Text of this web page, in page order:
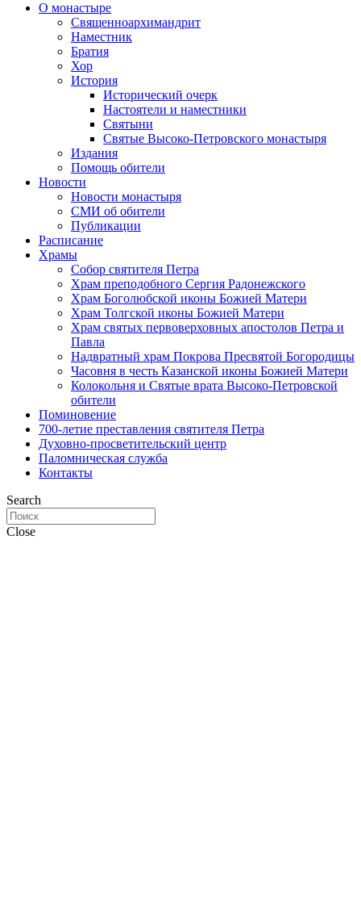
О монастыре
Священноархимандрит
Наместник
Братия
Хор
История
Исторический очерк
Настоятели и наместники
Святыни
Святые Высоко-Петровского монастыря
Издания
Помощь обители
Новости
Новости монастыря
СМИ об обители
Публикации
Расписание
Храмы
Собор святителя Петра
Храм преподобного Сергия Радонежского
Храм Боголюбской иконы Божией Матери
Храм Толгской иконы Божией Матери
Храм святых первоверховных апостолов Петра и
Павла
Надвратный храм Покрова Пресвятой Богородицы
Часовня в честь Казанской иконы Божией Матери
Колокольня и Святые врата Высоко-Петровской
обители
Поминовение
700-летие преставления святителя Петра
Духовно-просветительский центр
Паломническая служба
Контакты
Search
Close